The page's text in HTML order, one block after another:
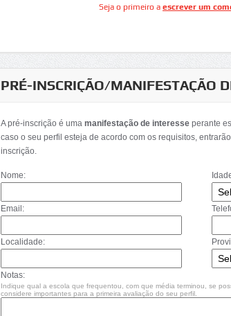
Seja o primeiro a escrever um
PRÉ-INSCRIÇÃO/MANIFESTAÇÃO
A pré-inscrição é uma manifestação de interesse perante
caso o seu perfil esteja de acordo com os requisitos,
inscrição.
Nome:
Email:
Localidade:
Notas:
Indique qual a escola que frequentou, com que média terminou, se
considere importantes para a primeira avaliação do seu perfil.